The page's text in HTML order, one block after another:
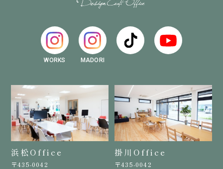
WORKS MADORI
浜松Office
〒435-0042
掛川Office
〒435-0042